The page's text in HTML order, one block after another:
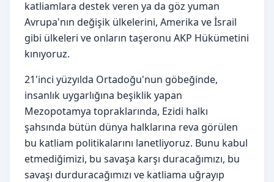
katliamlara destek veren ya da göz yuman
Avrupa'nın değişik ülkelerini, Amerika ve İsrail
gibi ülkeleri ve onların taşeronu AKP Hükümetini
kınıyoruz.
21'inci yüzyılda Ortadoğu'nun göbeğinde,
insanlık uygarlığına beşiklik yapan
Mezopotamya topraklarında, Ezidi halkı
şahsında bütün dünya halklarına reva görülen
bu katliam politikalarını lanetliyoruz. Bunu kabul
etmediğimizi, bu savaşa karşı duracağımızı, bu
savaşı durduracağımızı ve katliama uğrayıp